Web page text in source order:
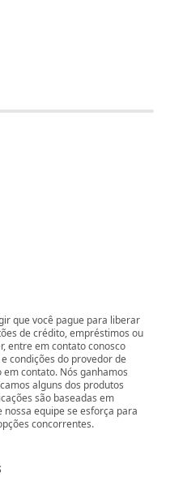
que você pague para liberar
de crédito, empréstimos ou
entre em contato conosco
condições do provedor de
contato. Nós ganhamos
alguns dos produtos
são baseadas em
equipe se esforça para
concorrentes.